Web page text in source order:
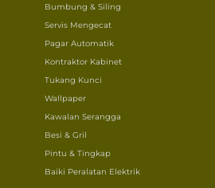
Bumbung & Siling
Servis Mengecat
Pagar Automatik
Kontraktor Kabinet
Tukang Kunci
Wallpaper
Kawalan Serangga
Besi & Gril
Pintu & Tingkap
Baiki Peralatan Elektrik